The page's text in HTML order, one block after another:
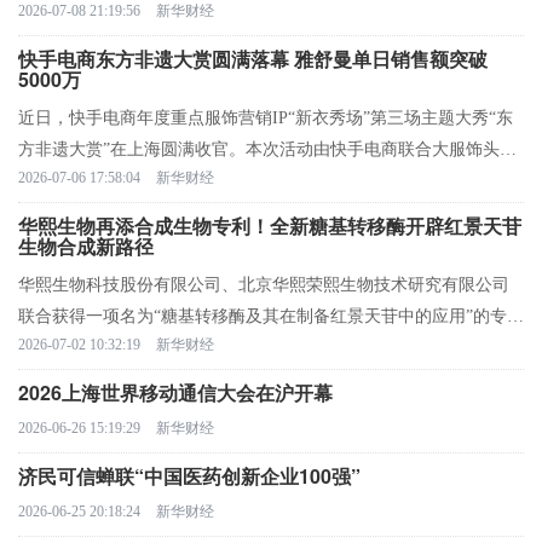
2026-07-08 21:19:56 新华财经
快手电商东方非遗大赏圆满落幕 雅舒曼单日销售额突破
5000万
近日，快手电商年度重点服饰营销IP“新衣秀场”第三场主题大秀“东
方非遗大赏”在上海圆满收官。本次活动由快手电商联合大服饰头部
主播、雅舒曼品牌创始人@图图妈妈共同发起，以“用直播力量守护
饰消费。
2026-07-06 17:58:04 新华财经
华熙生物再添合成生物专利！全新糖基转移酶开辟红景天苷
生物合成新路径
华熙生物科技股份有限公司、北京华熙荣熙生物技术研究有限公司
联合获得一项名为“糖基转移酶及其在制备红景天苷中的应用”的专
利。
2026-07-02 10:32:19 新华财经
2026上海世界移动通信大会在沪开幕
2026-06-26 15:19:29 新华财经
济民可信蝉联“中国医药创新企业100强”
2026-06-25 20:18:24 新华财经